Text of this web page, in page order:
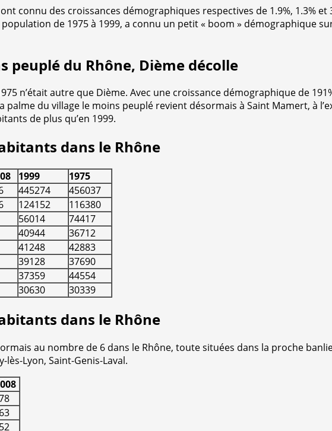
connu des croissances démographiques respectives de 1.9%, 1.3%
de 1975 à 1999, a connu un petit « boom » démographique
du Rhône, Dième décolle
n’était autre que Dième. Avec une croissance démographique de
palme du village le moins peuplé revient désormais à Saint Mamert, à
de plus qu’en 1999.
dans le Rhône
1999
1975
445274
456037
124152
116380
56014
74417
40944
36712
41248
42883
39128
37690
37359
44554
30630 30339
dans le Rhône
au nombre de 6 dans le Rhône, toute situées dans la proche
lès-Lyon, Saint-Genis-Laval.